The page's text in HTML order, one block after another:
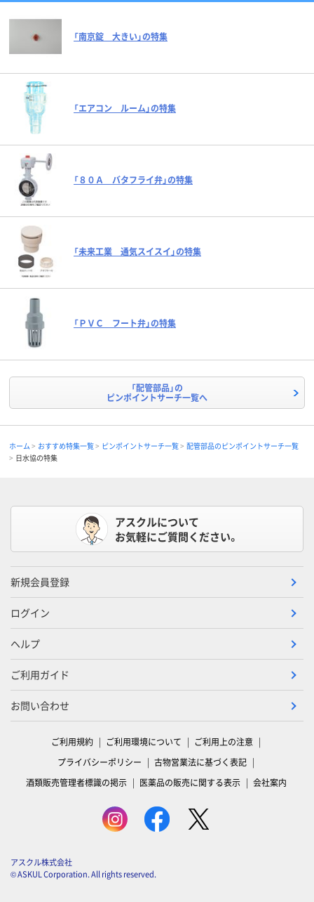
「南京錠 大きい」の特集
「エアコン ルーム」の特集
「８０Ａ バタフライ弁」の特集
「未来工業 通気スイスイ」の特集
「ＰＶＣ フート弁」の特集
「配管部品」の
ピンポイントサーチ一覧へ
ホーム おすすめ特集一覧 ピンポイントサーチ一覧
配管部品のピンポイントサーチ一覧
日水協の特集
アスクルについて
お気軽にご質問ください。
新規会員登録
ログイン
ヘルプ
ご利用ガイド
お問い合わせ
ご利用規約 ご利用環境について
ご利用上の注意
プライバシーポリシー
古物営業法に基づく表記
酒類販売管理者標識の掲示
医薬品の販売に関する表示 会社案内
アスクル株式会社
© ASKUL Corporation. All rights reserved.